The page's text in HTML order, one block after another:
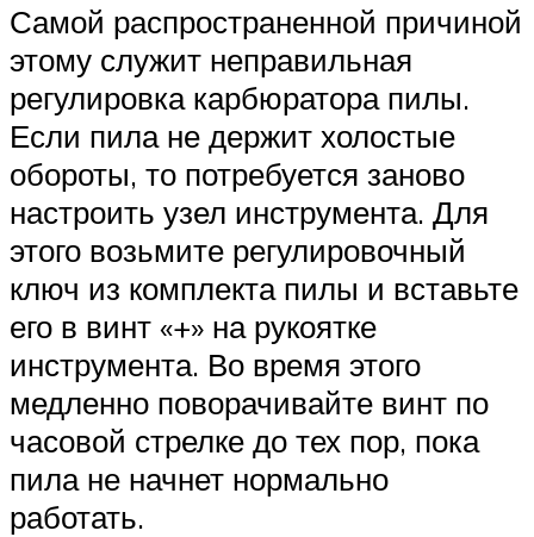
Самой распространенной причиной
этому служит неправильная
регулировка карбюратора пилы.
Если пила не держит холостые
обороты, то потребуется заново
настроить узел инструмента. Для
этого возьмите регулировочный
ключ из комплекта пилы и вставьте
его в винт «+» на рукоятке
инструмента. Во время этого
медленно поворачивайте винт по
часовой стрелке до тех пор, пока
пила не начнет нормально
работать.